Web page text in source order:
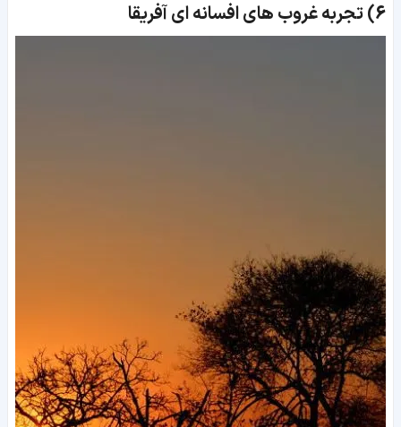
6) تجربه غروب های افسانه ای آفریقا